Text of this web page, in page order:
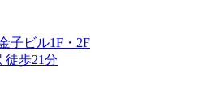
子ビル1F・2F
徒歩21分